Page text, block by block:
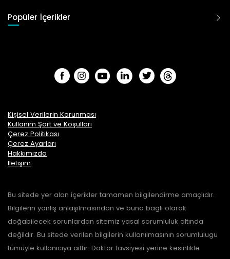
Popüler İçerikler
Kişisel Verilerin Korunması
Kullanım Şart ve Koşulları
Çerez Politikası
Çerez Ayarları
Hakkımızda
İletişim
Bu sitede yer alan içerikler tamamen bilgilendirme amaçlıdır.
Bilgilerin yanlış anlaşılmasından ve buna bağlı olarak
doğabilecek sorunlardan sitemiz yasal sorumluluk altında
değildir. Bu sitede verilen bilgilerin kullanılmasının sorumlulugu
tümüyle kullanıcıya aittir. Doktor tavsiyesi yerine kesinlikle